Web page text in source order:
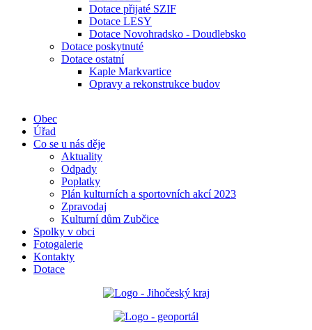
Dotace přijaté SZIF
Dotace LESY
Dotace Novohradsko - Doudlebsko
Dotace poskytnuté
Dotace ostatní
Kaple Markvartice
Opravy a rekonstrukce budov
Obec
Úřad
Co se u nás děje
Aktuality
Odpady
Poplatky
Plán kulturních a sportovních akcí 2023
Zpravodaj
Kulturní dům Zubčice
Spolky v obci
Fotogalerie
Kontakty
Dotace